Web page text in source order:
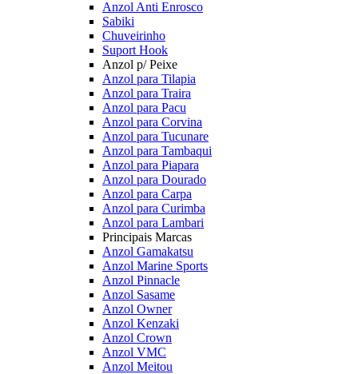
Anzol Anti Enrosco
Sabiki
Chuveirinho
Suport Hook
Anzol p/ Peixe
Anzol para Tilapia
Anzol para Traira
Anzol para Pacu
Anzol para Corvina
Anzol para Tucunare
Anzol para Tambaqui
Anzol para Piapara
Anzol para Dourado
Anzol para Carpa
Anzol para Curimba
Anzol para Lambari
Principais Marcas
Anzol Gamakatsu
Anzol Marine Sports
Anzol Pinnacle
Anzol Sasame
Anzol Owner
Anzol Kenzaki
Anzol Crown
Anzol VMC
Anzol Meitou